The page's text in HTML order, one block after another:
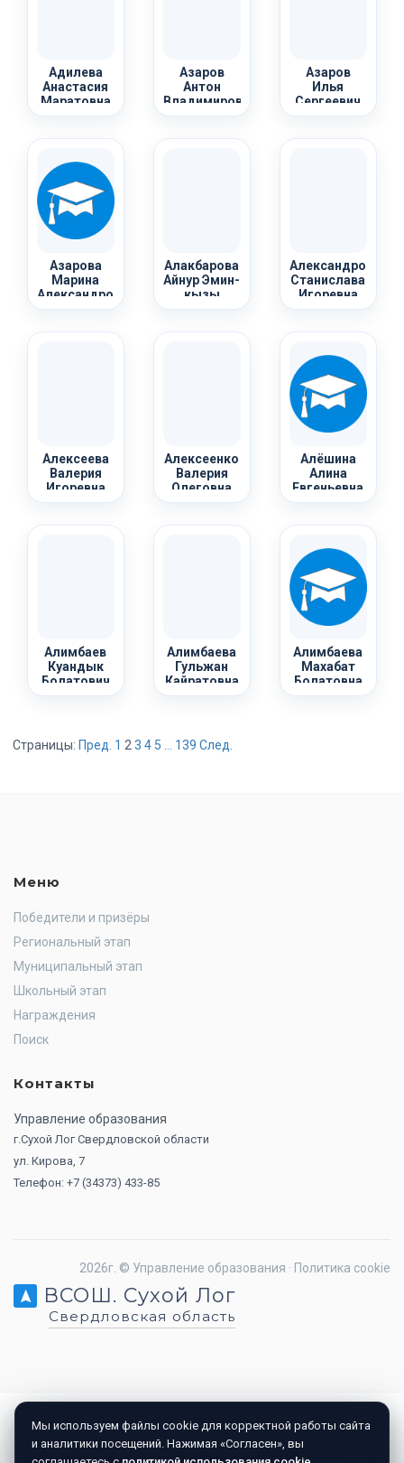
Адилева
Анастасия
Маратовна
Азаров
Антон
Владимирович
Азаров
Илья
Сергеевич
Азарова
Марина
Александровна
Алакбарова
Айнур Эмин-
кызы
Александрова
Станислава
Игоревна
Алексеева
Валерия
Игоревна
Алексеенко
Валерия
Олеговна
Алёшина
Алина
Евгеньевна
Алимбаев
Куандык
Болатович
Алимбаева
Гульжан
Кайратовна
Алимбаева
Махабат
Болатовна
Страницы: Пред. 1 2 3 4 5 139 След.
Меню
Победители и призёры
Региональный этап
Муниципальный этап
Школьный этап
Награждения
Поиск
Контакты
Управление образования
г.Сухой Лог Свердловской области
ул. Кирова, 7
Телефон: +7 (34373) 433-85
2026г. © Управление образования · Политика cookie
ВСОШ. Сухой Лог
Свердловская область
Мы используем файлы cookie для корректной работы сайта
и аналитики посещений. Нажимая «Согласен», вы